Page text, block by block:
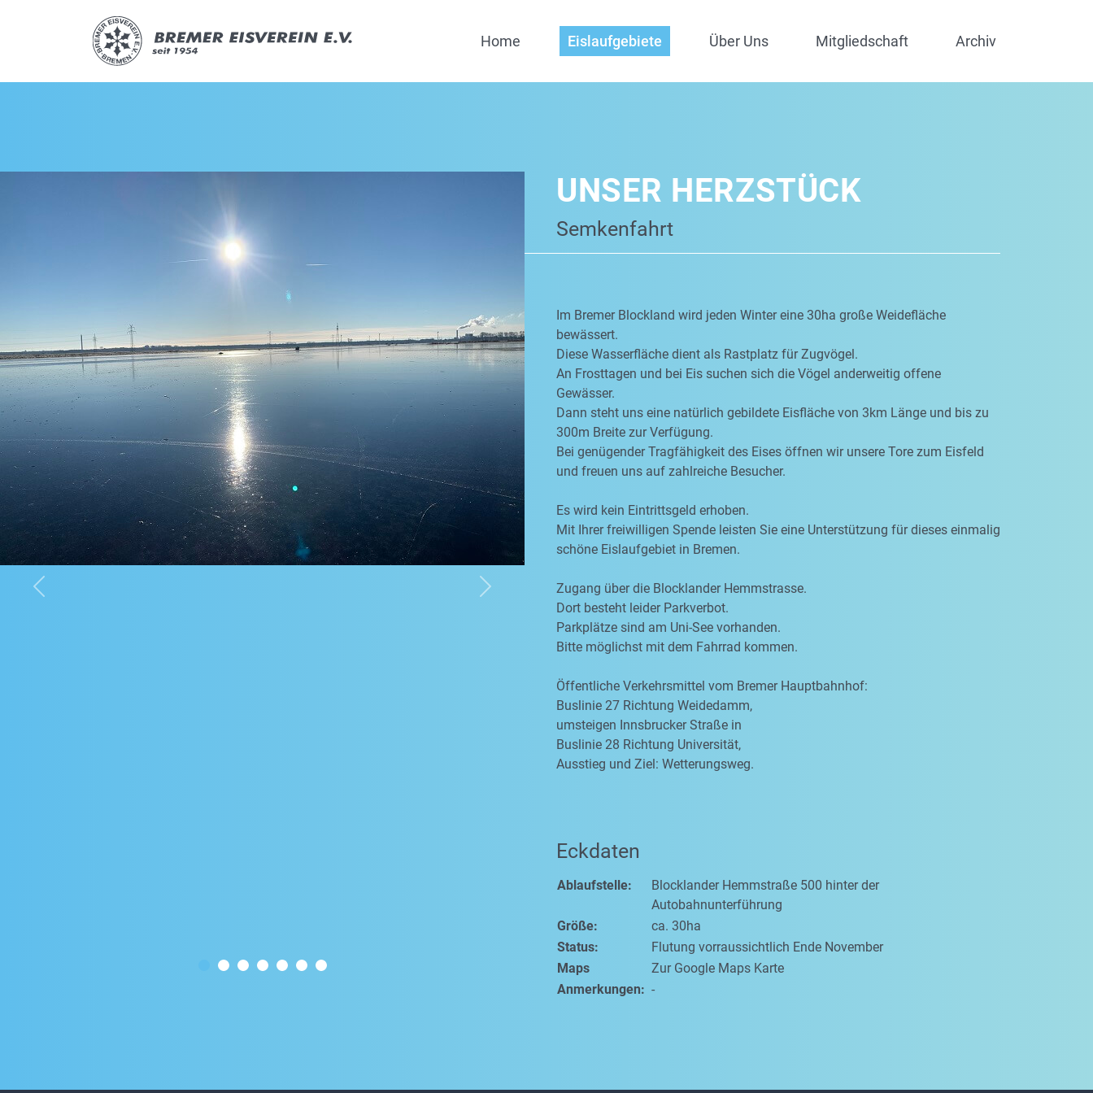
Home Eislaufgebiete Über Uns Mitgliedschaft Archiv
Previous Next
UNSER HERZSTÜCK
Semkenfahrt
Im Bremer Blockland wird jeden Winter eine 30ha große Weidefläche
bewässert.
Diese Wasserfläche dient als Rastplatz für Zugvögel.
An Frosttagen und bei Eis suchen sich die Vögel anderweitig offene
Gewässer.
Dann steht uns eine natürlich gebildete Eisfläche von 3km Länge und bis zu
300m Breite zur Verfügung.
Bei genügender Tragfähigkeit des Eises öffnen wir unsere Tore zum Eisfeld
und freuen uns auf zahlreiche Besucher.
Es wird kein Eintrittsgeld erhoben.
Mit Ihrer freiwilligen Spende leisten Sie eine Unterstützung für dieses einmalig
schöne Eislaufgebiet in Bremen.
Zugang über die Blocklander Hemmstrasse.
Dort besteht leider Parkverbot.
Parkplätze sind am Uni-See vorhanden.
Bitte möglichst mit dem Fahrrad kommen.
Öffentliche Verkehrsmittel vom Bremer Hauptbahnhof:
Buslinie 27 Richtung Weidedamm,
umsteigen Innsbrucker Straße in
Buslinie 28 Richtung Universität,
Ausstieg und Ziel: Wetterungsweg.
Eckdaten
Ablaufstelle:
Blocklander Hemmstraße 500 hinter der
Autobahnunterführung
Größe:
ca. 30ha
Status:
Flutung vorraussichtlich Ende November
Maps
Zur Google Maps Karte
Anmerkungen: -